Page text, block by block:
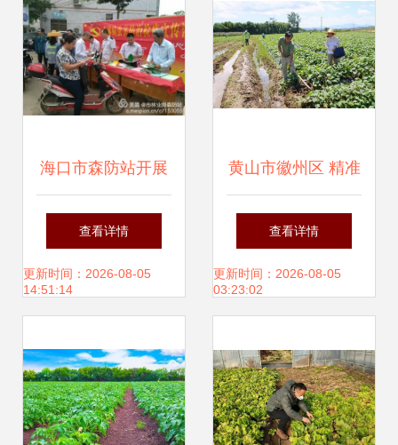
海口市森防站开展
2016年秋冬季森林
执法与病虫害防治
查看详情
更新时间：2026-08-05
14:51:14
黄山市徽州区 精准
施策科学指导 灾后
农业复产与病虫害
查看详情
更新时间：2026-08-05
03:23:02